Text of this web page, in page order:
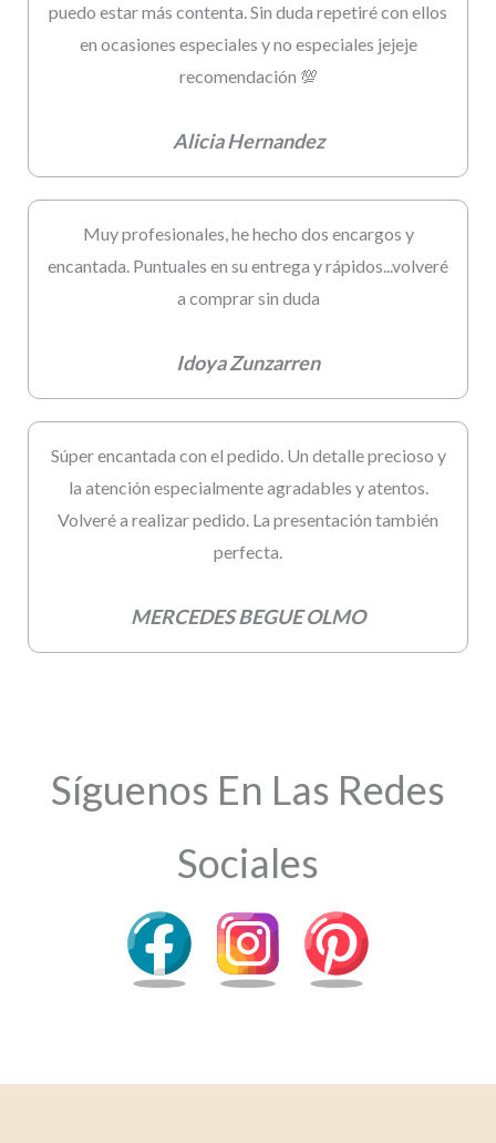
puedo estar más contenta. Sin duda repetiré con ellos
en ocasiones especiales y no especiales jejeje
recomendación 💯
Alicia Hernandez
Muy profesionales, he hecho dos encargos y
encantada. Puntuales en su entrega y rápidos...volveré
a comprar sin duda
Idoya Zunzarren
Súper encantada con el pedido. Un detalle precioso y
la atención especialmente agradables y atentos.
Volveré a realizar pedido. La presentación también
perfecta.
MERCEDES BEGUE OLMO
Síguenos En Las Redes
Sociales